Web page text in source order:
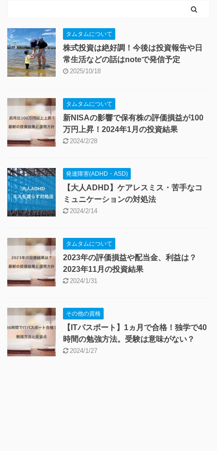
タムタムについて
株式投資は絶好調！今後は投資報告や日
常生活などの話はnoteで発信予定
2025/10/18
タムタムについて
新NISAの影響で保有株の評価損益が100
万円上昇！2024年1月の投資結果
2024/2/28
発達障害(ADHD・ASD)
【大人ADHD】ケアレスミス・苦手なコ
ミュニケーションの対処法
2024/2/14
タムタムについて
2023年の評価損益や配当金、利益は？
2023年11月の投資結果
2024/1/31
その他の資格
【ITパスポート】1ヵ月で合格！独学で40
時間の勉強方法。受験は意味がない？
2024/1/27